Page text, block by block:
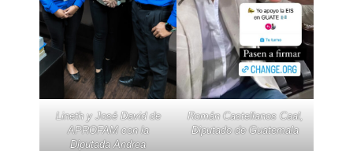
Lineth y José David de
APROFAM con la
Diputada Andrea
Román Castellanos Caal,
Diputado de Guatemala